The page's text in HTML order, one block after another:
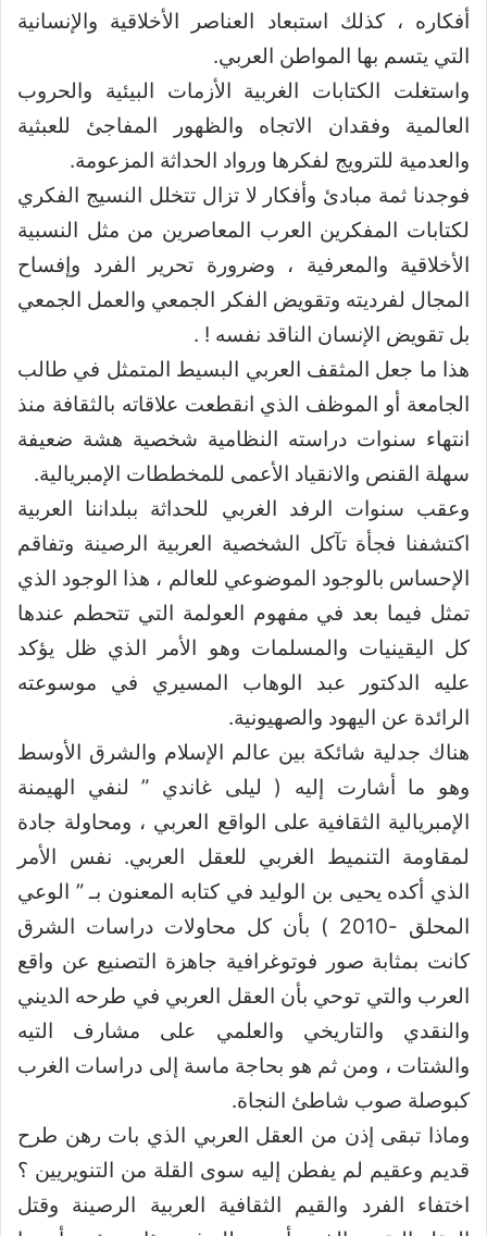
أفكاره ، كذلك استبعاد العناصر الأخلاقية والإنسانية
التي يتسم بها المواطن العربي.
واستغلت الكتابات الغربية الأزمات البيئية والحروب
العالمية وفقدان الاتجاه والظهور المفاجئ للعبثية
والعدمية للترويج لفكرها ورواد الحداثة المزعومة.
فوجدنا ثمة مبادئ وأفكار لا تزال تتخلل النسيج الفكري
لكتابات المفكرين العرب المعاصرين من مثل النسبية
الأخلاقية والمعرفية ، وضرورة تحرير الفرد وإفساح
المجال لفرديته وتقويض الفكر الجمعي والعمل الجمعي
بل تقويض الإنسان الناقد نفسه ! .
هذا ما جعل المثقف العربي البسيط المتمثل في طالب
الجامعة أو الموظف الذي انقطعت علاقاته بالثقافة منذ
انتهاء سنوات دراسته النظامية شخصية هشة ضعيفة
سهلة القنص والانقياد الأعمى للمخططات الإمبريالية.
وعقب سنوات الرفد الغربي للحداثة ببلداننا العربية
اكتشفنا فجأة تآكل الشخصية العربية الرصينة وتفاقم
الإحساس بالوجود الموضوعي للعالم ، هذا الوجود الذي
تمثل فيما بعد في مفهوم العولمة التي تتحطم عندها
كل اليقينيات والمسلمات وهو الأمر الذي ظل يؤكد
عليه الدكتور عبد الوهاب المسيري في موسوعته
الرائدة عن اليهود والصهيونية.
هناك جدلية شائكة بين عالم الإسلام والشرق الأوسط
وهو ما أشارت إليه ( ليلى غاندي ” لنفي الهيمنة
الإمبريالية الثقافية على الواقع العربي ، ومحاولة جادة
لمقاومة التنميط الغربي للعقل العربي. نفس الأمر
الذي أكده يحيى بن الوليد في كتابه المعنون بـ ” الوعي
المحلق -2010 ) بأن كل محاولات دراسات الشرق
كانت بمثابة صور فوتوغرافية جاهزة التصنيع عن واقع
العرب والتي توحي بأن العقل العربي في طرحه الديني
والنقدي والتاريخي والعلمي على مشارف التيه
والشتات ، ومن ثم هو بحاجة ماسة إلى دراسات الغرب
كبوصلة صوب شاطئ النجاة.
وماذا تبقى إذن من العقل العربي الذي بات رهن طرح
قديم وعقيم لم يفطن إليه سوى القلة من التنويريين ؟
اختفاء الفرد والقيم الثقافية العربية الرصينة وقتل